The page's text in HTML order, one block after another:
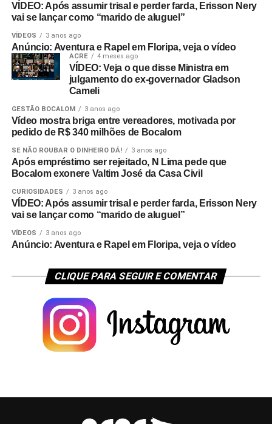
VÍDEO: Após assumir trisal e perder farda, Erisson Nery
vai se lançar como “marido de aluguel”
VÍDEOS 3 anos ago
Anúncio: Aventura e Rapel em Floripa, veja o vídeo
ACRE 4 meses ago
VÍDEO: Veja o que disse Ministra em
julgamento do ex-governador Gladson
Cameli
GESTÃO BOCALOM 3 anos ago
Vídeo mostra briga entre vereadores, motivada por
pedido de R$ 340 milhões de Bocalom
SE NÃO ROUBAR O DINHEIRO DÁ! 3 anos ago
Após empréstimo ser rejeitado, N Lima pede que
Bocalom exonere Valtim José da Casa Civil
CURIOSIDADES 3 anos ago
VÍDEO: Após assumir trisal e perder farda, Erisson Nery
vai se lançar como “marido de aluguel”
VÍDEOS 3 anos ago
Anúncio: Aventura e Rapel em Floripa, veja o vídeo
CLIQUE PARA SEGUIR E COMENTAR